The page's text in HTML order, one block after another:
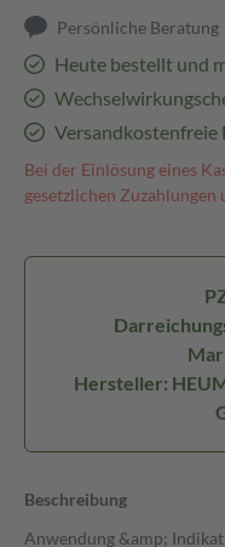
Persönliche Beratung
Heute bestellt und
Versandkostenfreie
Bei der Einlösung eines
gesetzlichen Zuzahlungen
Hersteller:
Beschreibung
Anwendung &amp;